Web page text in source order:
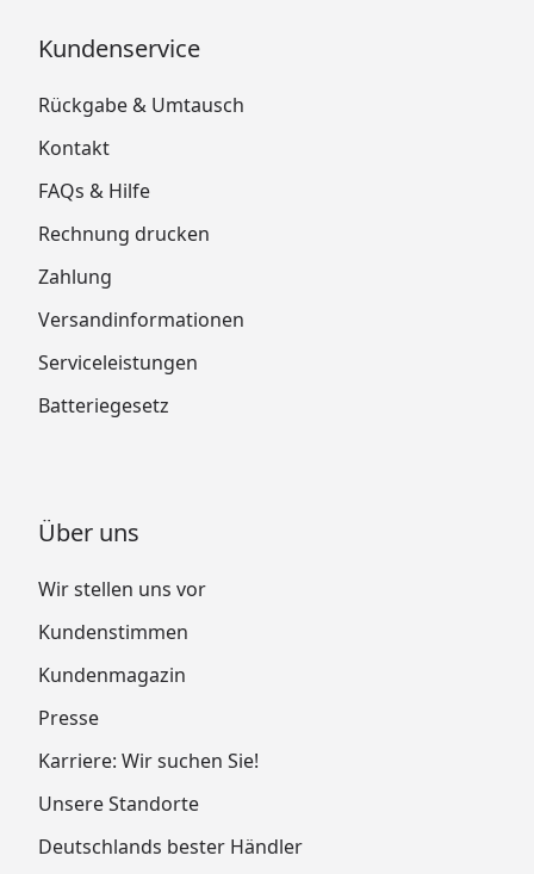
Kundenservice
Rückgabe & Umtausch
Kontakt
FAQs & Hilfe
Rechnung drucken
Zahlung
Versandinformationen
Serviceleistungen
Batteriegesetz
Über uns
Wir stellen uns vor
Kundenstimmen
Kundenmagazin
Presse
Karriere: Wir suchen Sie!
Unsere Standorte
Deutschlands bester Händler